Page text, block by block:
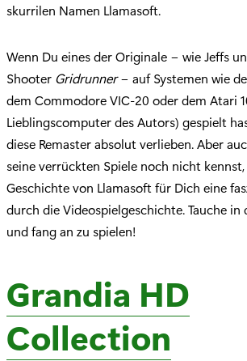
skurrilen Namen Llamasoft.
Wenn Du eines der Originale − wie Jeffs
Shooter Gridrunner− auf Systemen wie
dem Commodore VIC-20 oder dem Atari
Lieblingscomputer des Autors) gespielt
diese Remaster absolut verlieben. Aber
seine verrückten Spiele noch nicht
Geschichte von Llamasoft für Dich eine
durch die Videospielgeschichte. Tauche in
und fang an zu spielen!
Grandia HD
Collection